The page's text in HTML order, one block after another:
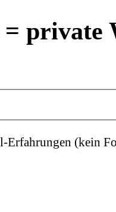
=
Erfahrungen (kein